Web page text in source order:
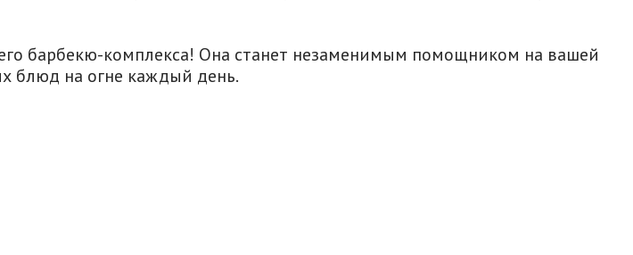
барбекю-комплекса! Она станет незаменимым помощником на вашей
блюд на огне каждый день.